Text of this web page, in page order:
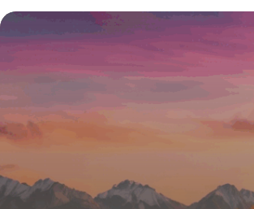
des pouvoirs : repères,
4 juillet 2025